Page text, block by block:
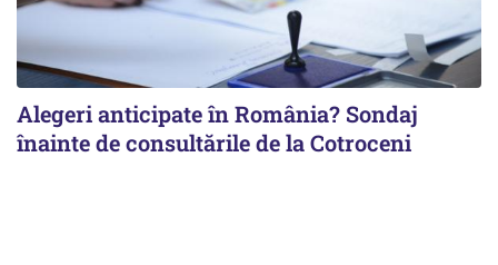
Alegeri anticipate în România? Sondaj
înainte de consultările de la Cotroceni